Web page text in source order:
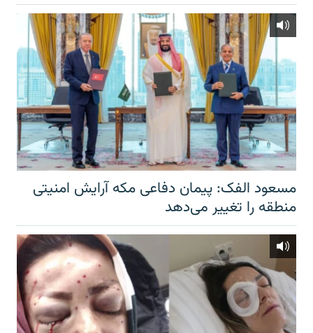
مسعود الفک: پیمان دفاعی مکه آرایش امنیتی
منطقه را تغییر می‌دهد